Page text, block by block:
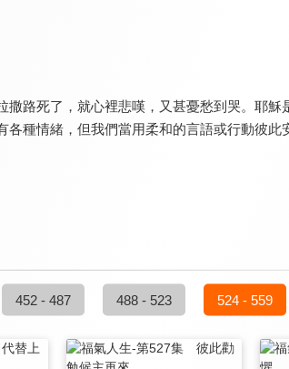
撒路死了，就心裡悲嘆，又甚憂愁到哭。耶
種情緒，但我們當用柔和的言語或行動彼此
452 - 487 488 - 523 524 - 559